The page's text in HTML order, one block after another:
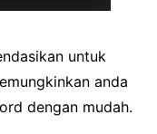
untuk
anda
dengan mudah.